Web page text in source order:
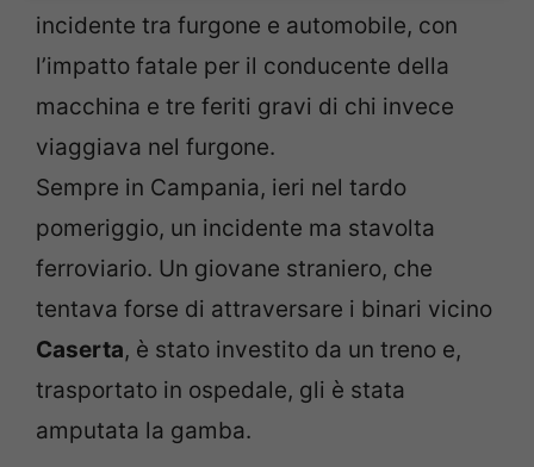
incidente tra furgone e automobile, con
l’impatto fatale per il conducente della
macchina e tre feriti gravi di chi invece
viaggiava nel furgone.
Sempre in Campania, ieri nel tardo
pomeriggio, un incidente ma stavolta
ferroviario. Un giovane straniero, che
tentava forse di attraversare i binari vicino
Caserta, è stato investito da un treno e,
trasportato in ospedale, gli è stata
amputata la gamba.